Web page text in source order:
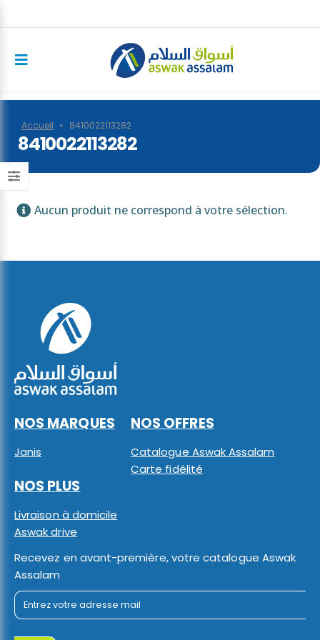
Accueil » 8410022113282
8410022113282
Aucun produit ne correspond à votre sélection.
NOS MARQUES
Janis
NOS OFFRES
Catalogue Aswak Assalam
Carte fidélité
NOS PLUS
Livraison à domicile
Aswak drive
Recevez en avant-première, votre catalogue Aswak
Assalam